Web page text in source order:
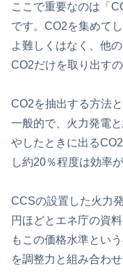
ここで重要なのは「
です。CO2を集めて
よ難しくはなく、他
CO2だけを取り出す
CO2を抽出する方法
一般的で、火力発電
やしたときに出る
し約20％程度は効率
CCSの設置した火力
円ほどとエネ庁の資
もこの価格水準とい
を調整力と組み合わ